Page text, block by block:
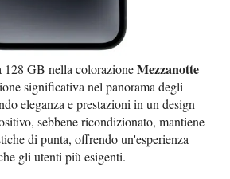
128 GB nella colorazioneMezzanotte
significativa nel panorama degli
eleganza e prestazioni in un design
sebbene ricondizionato, mantiene
di punta, offrendo un'esperienza
gli utenti più esigenti.